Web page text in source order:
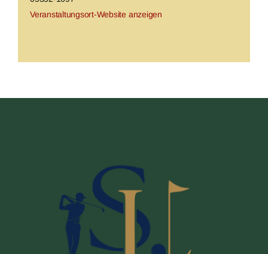
Veranstaltungsort-Website anzeigen